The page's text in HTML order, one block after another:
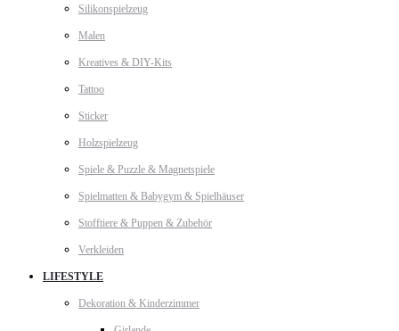
Silikonspielzeug
Malen
Kreatives & DIY-Kits
Tattoo
Sticker
Holzspielzeug
Spiele & Puzzle & Magnetspiele
Spielmatten & Babygym & Spielhäuser
Stofftiere & Puppen & Zubehör
Verkleiden
LIFESTYLE
Dekoration & Kinderzimmer